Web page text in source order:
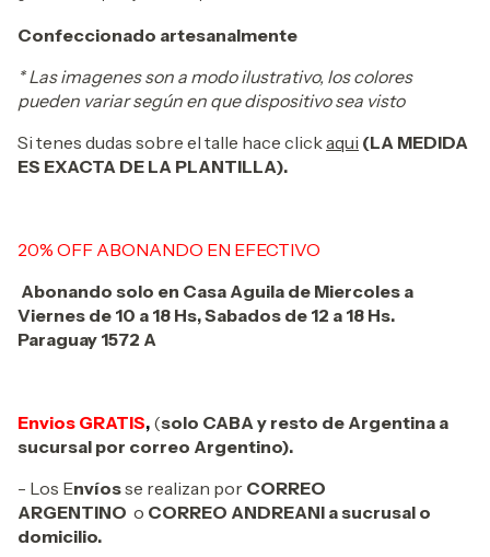
Confeccionado artesanalmente
* Las imagenes son a modo ilustrativo, los colores
pueden variar según en que dispositivo sea visto
Si tenes dudas sobre el talle hace clickaqui (LA MEDIDA
ES EXACTA DE LA PLANTILLA).
20% OFF ABONANDO EN EFECTIVO
Abonando solo en Casa Aguila de Miercoles a
Viernes de 10 a 18 Hs, Sabados de 12 a 18 Hs.
Paraguay 1572 A
Envios GRATIS, (solo CABA y resto de Argentina a
sucursal por correo Argentino).
- Los Envíosse realizan por CORREO
ARGENTINO o CORREO ANDREANI a sucrusal o
domicilio.